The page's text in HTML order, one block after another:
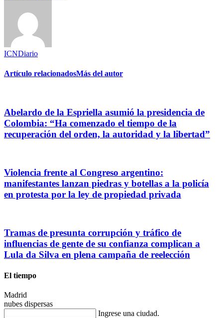
ICNDiario
Artículo relacionadosMás del autor
Abelardo de la Espriella asumió la presidencia de
Colombia: “Ha comenzado el tiempo de la
recuperación del orden, la autoridad y la libertad”
Violencia frente al Congreso argentino:
manifestantes lanzan piedras y botellas a la policía
en protesta por la ley de propiedad privada
Tramas de presunta corrupción y tráfico de
influencias de gente de su confianza complican a
Lula da Silva en plena campaña de reelección
El tiempo
Madrid
nubes dispersas
Ingrese una ciudad.